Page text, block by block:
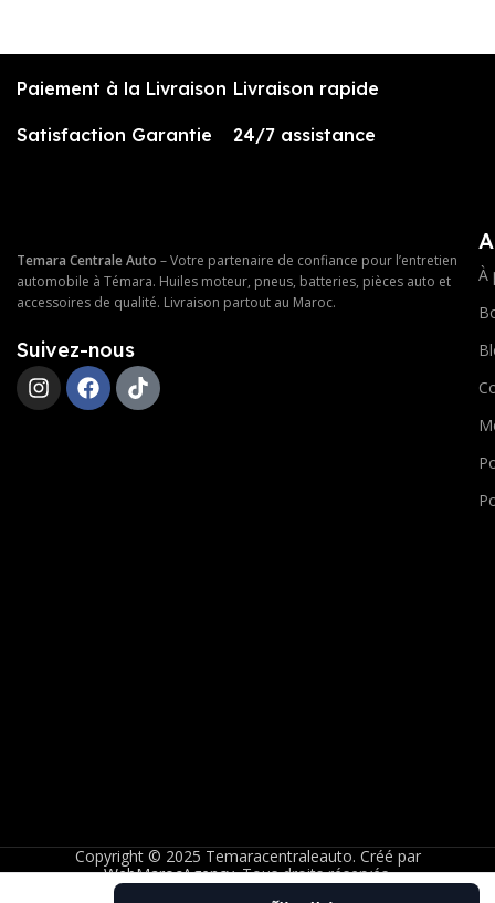
Paiement à la Livraison Livraison rapide
Satisfaction Garantie 24/7 assistance
Temara Centrale Auto – Votre partenaire de confiance pour l’entretien
automobile à Témara. Huiles moteur, pneus, batteries, pièces auto et
accessoires de qualité. Livraison partout au Maroc.
Suivez-nous
À
Copyright © 2025 Temaracentraleauto. Créé par
WebMarocAgency. Tous droits réservés.